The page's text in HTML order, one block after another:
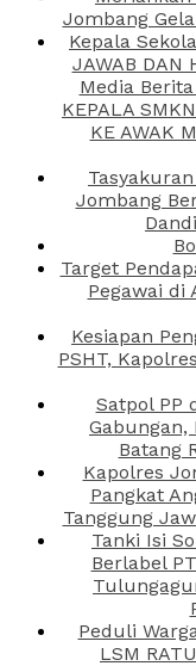
Jombang
Kepala
JAWAB DAN
Media
KEPALA
KE AWAK
Jombang
Target
Pegawai di
Kesiapan
PSHT,
Satpol PP
Gabungan,
Batang
Kapolres
Pangkat
Tanggung
Tanki Isi
Berlabel
Peduli
LSM